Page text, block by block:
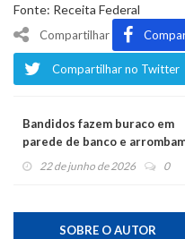
Fonte: Receita Federal
Compartilhar
Compartilhar no Twitter
Bandidos fazem buraco em
parede de banco e
o cofre
22 de junho de 2026 0
SOBRE O AUTOR